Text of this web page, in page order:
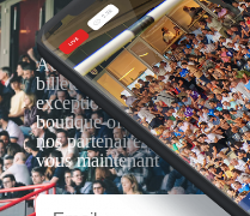
Actualités, nouveautés,
billetterie, remises
exceptionnelles dans la
boutique officielles & chez
nos partenaires… Inscrivez-
vous maintenant